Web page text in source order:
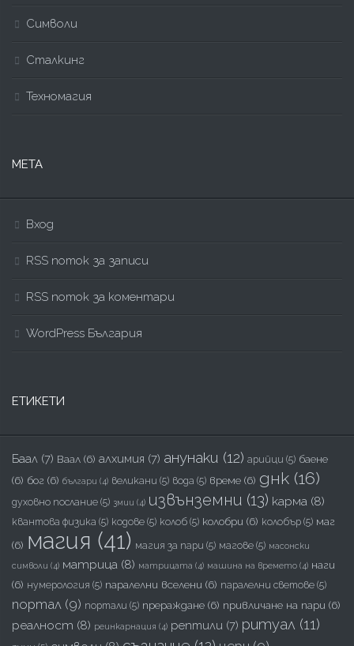
Символи
Сталкинг
Техномагия
МЕТА
Вход
RSS поток за записи
RSS поток за коментари
WordPress България
ЕТИКЕТИ
Баал (7) Ваал (6) алхимия (7) анунаки (12) арийци (5) баене
(6) бог (6) българи (4) великани (5) вода (5) време (6) днк (16)
духовно послание (5) змии (4) извънземни (13) карма (8)
квантова физика (5) кодове (5) колоб (5) колобри (6) колобър (5) маг
(6) магия (41) магия за пари (5) магове (5) масонски
символи (4) матрица (8) матрицата (4) машина на времето (4) наги
(6) нумерология (5) паралелни вселени (6) паралелни светове (5)
портал (9) портали (5) прераждане (6) привличане на пари (6)
реалност (8) реинкарнация (4) рептили (7) ритуал (11)